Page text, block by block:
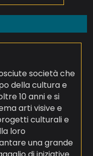
società che
della cultura e
10 anni e si
arti visive e
culturali e
loro
una grande